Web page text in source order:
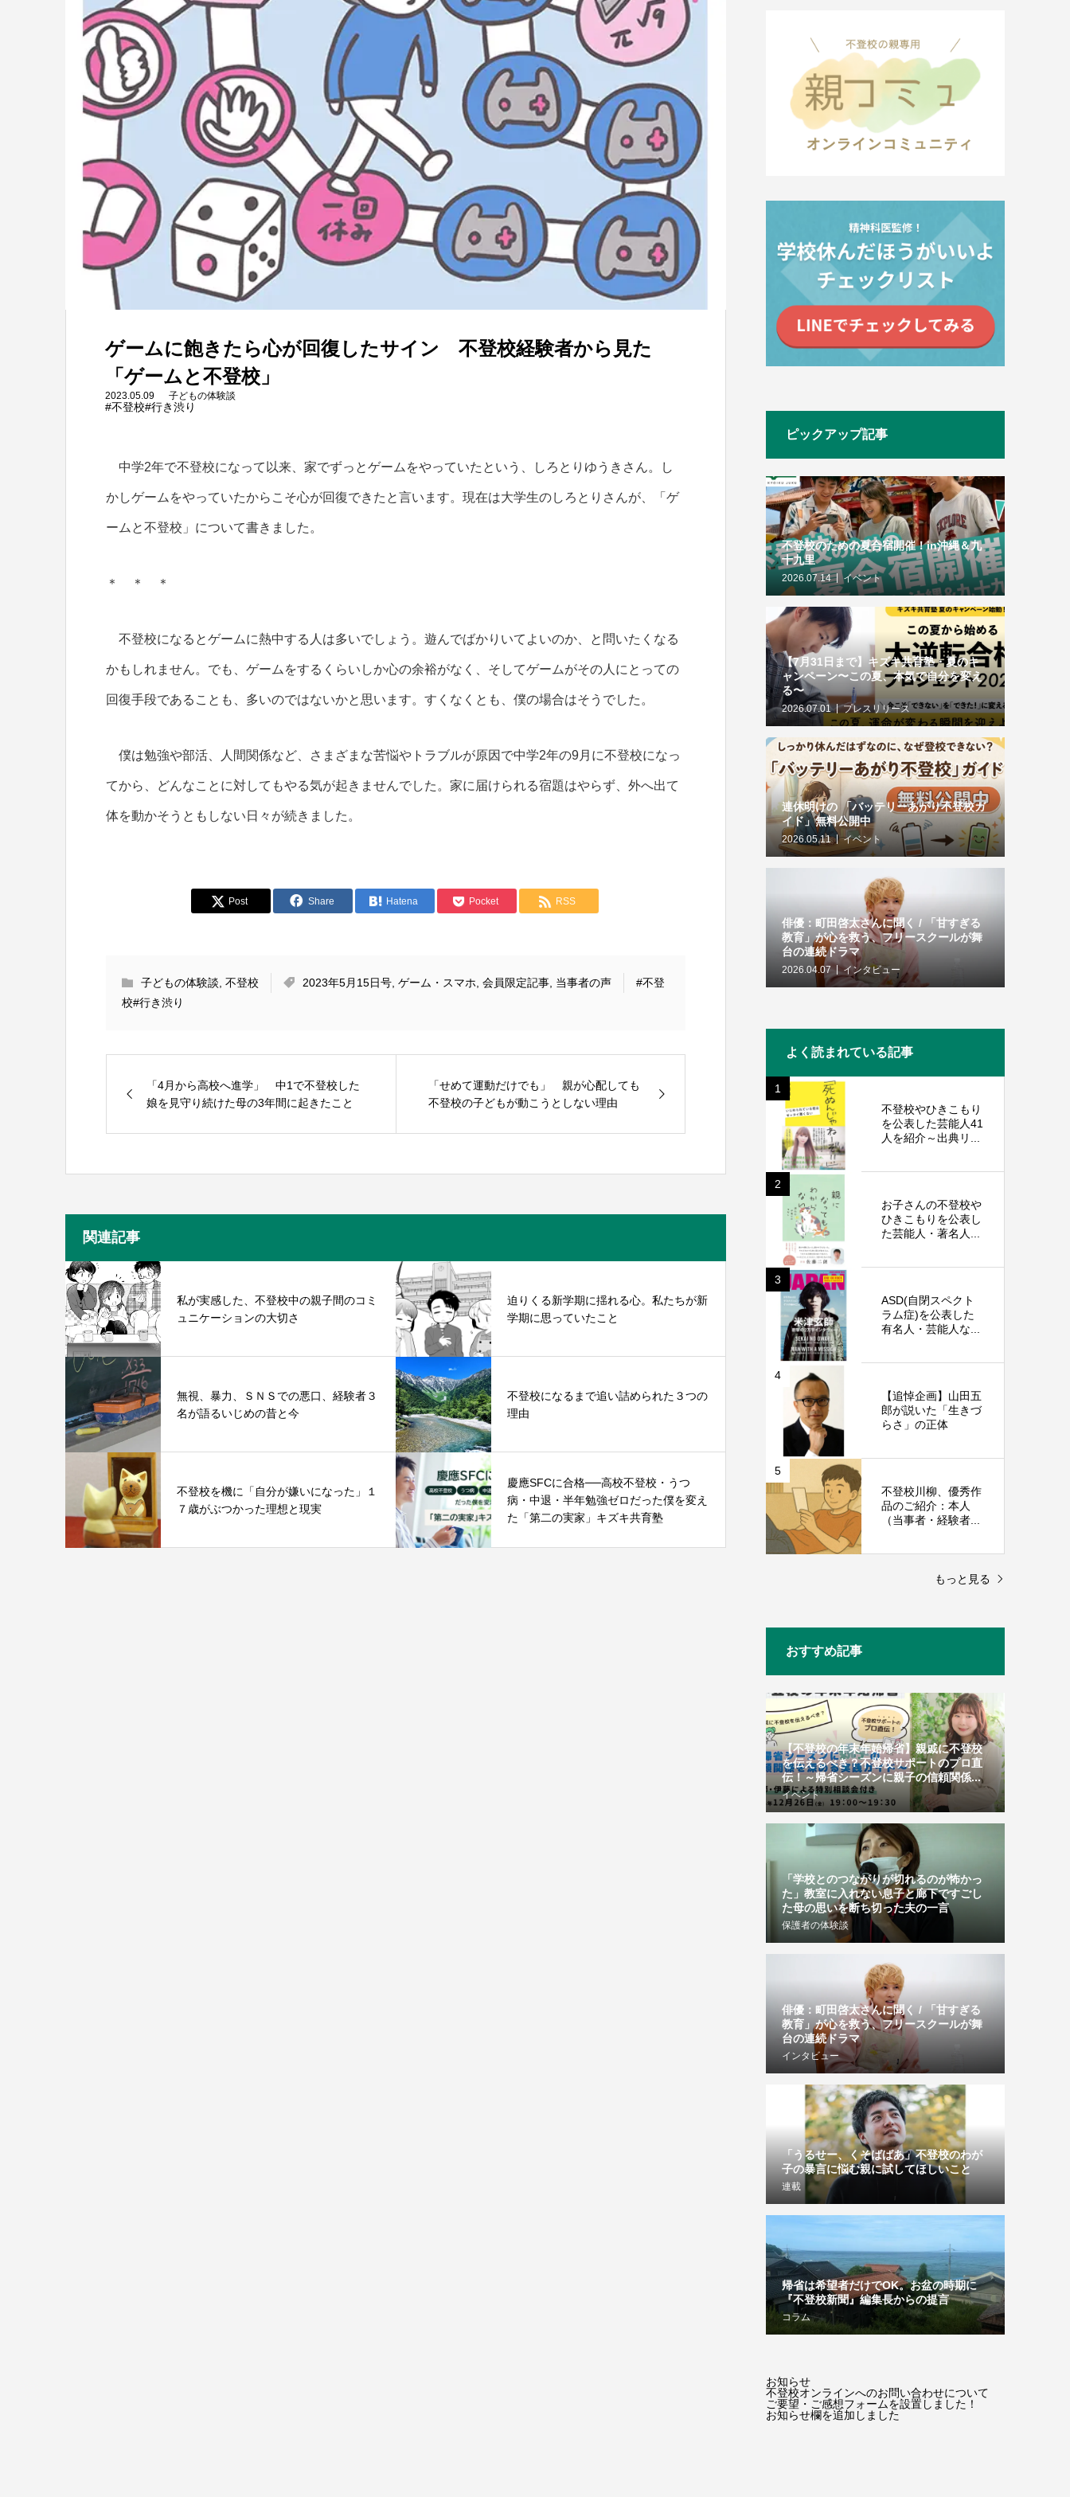
ゲームに飽きたら心が回復したサイン 不登校経験者から見た
「ゲームと不登校」
2023.05.09 子どもの体験談
#不登校#行き渋り
中学2年で不登校になって以来、家でずっとゲームをやっていたという、しろとりゆうきさん。し
かしゲームをやっていたからこそ心が回復できたと言います。現在は大学生のしろとりさんが、「ゲ
ームと不登校」について書きました。
＊ ＊ ＊
不登校になるとゲームに熱中する人は多いでしょう。遊んでばかりいてよいのか、と問いたくなる
かもしれません。でも、ゲームをするくらいしか心の余裕がなく、そしてゲームがその人にとっての
回復手段であることも、多いのではないかと思います。すくなくとも、僕の場合はそうでした。
僕は勉強や部活、人間関係など、さまざまな苦悩やトラブルが原因で中学2年の9月に不登校になっ
てから、どんなことに対してもやる気が起きませんでした。家に届けられる宿題はやらず、外へ出て
体を動かそうともしない日々が続きました。
Post Share Hatena Pocket RSS
子どもの体験談 不登校 2023年5月15日号, ゲーム・スマホ 会員限定記事, 当事者の声
#不登
校#行き渋り
「4月から高校へ進学」 中1で不登校した
娘を見守り続けた母の3年間に起きたこと
「せめて運動だけでも」 親が心配しても
不登校の子どもが動こうとしない理由
関連記事
私が実感した、不登校中の親子間のコミ
ュニケーションの大切さ
迫りくる新学期に揺れる心。私たちが新
学期に思っていたこと
無視、暴力、ＳＮＳでの悪口、経験者３
名が語るいじめの昔と今
不登校になるまで追い詰められた３つの
理由
不登校を機に「自分が嫌いになった」１
７歳がぶつかった理想と現実
慶應SFCに合格──高校不登校・うつ
病・中退・半年勉強ゼロだった僕を変え
た「第二の実家」キズキ共育塾
ピックアップ記事
不登校のための夏合宿開催！in沖縄＆九
十九里
2026.07.14 イベント
【7月31日まで】キズキ共育塾・夏のキ
ャンペーン〜この夏、本気で自分を変え
る〜
2026.07.01 プレスリリース
連休明けの 「バッテリーあがり不登校ガ
イド」無料公開中
2026.05.11 イベント
俳優：町田啓太さんに聞く / 「甘すぎる
教育」が心を救う、フリースクールが舞
台の連続ドラマ
2026.04.07 インタビュー
よく読まれている記事
1
不登校やひきこもり
を公表した芸能人41
人を紹介～出典リ...
2
お子さんの不登校や
ひきこもりを公表し
た芸能人・著名人...
3
ASD(自閉スペクト
ラム症)を公表した
有名人・芸能人な...
4
【追悼企画】山田五
郎が説いた「生きづ
らさ」の正体
5
不登校川柳、優秀作
品のご紹介：本人
（当事者・経験者...
もっと見る
おすすめ記事
【不登校の年末年始帰省】親戚に不登校
を伝えるべき？不登校サポートのプロ直
伝！～帰省シーズンに親子の信頼関係...
イベント
「学校とのつながりが切れるのが怖かっ
た」教室に入れない息子と廊下ですごし
た母の思いを断ち切った夫の一言
保護者の体験談
俳優：町田啓太さんに聞く / 「甘すぎる
教育」が心を救う、フリースクールが舞
台の連続ドラマ
インタビュー
「うるせー、くそばばあ」不登校のわが
子の暴言に悩む親に試してほしいこと
連載
帰省は希望者だけでOK。お盆の時期に
『不登校新聞』編集長からの提言
コラム
お知らせ
不登校オンラインへのお問い合わせについて
ご要望・ご感想フォームを設置しました！
お知らせ欄を追加しました